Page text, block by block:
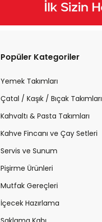
Popüler Kategoriler
Yemek Takımları
Çatal / Kaşık / Bıçak Takımları
Kahvaltı & Pasta Takımları
Kahve Fincanı ve Çay Setleri
Servis ve Sunum
Pişirme Ürünleri
Mutfak Gereçleri
İçecek Hazırlama